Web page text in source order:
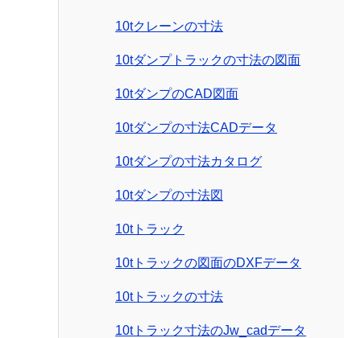
10tクレーンの寸法
10tダンプトラックの寸法の図面
10tダンプのCAD図面
10tダンプの寸法CADデータ
10tダンプの寸法カタログ
10tダンプの寸法図
10tトラック
10tトラックの図面のDXFデータ
10tトラックの寸法
10tトラック寸法のJw_cadデータ